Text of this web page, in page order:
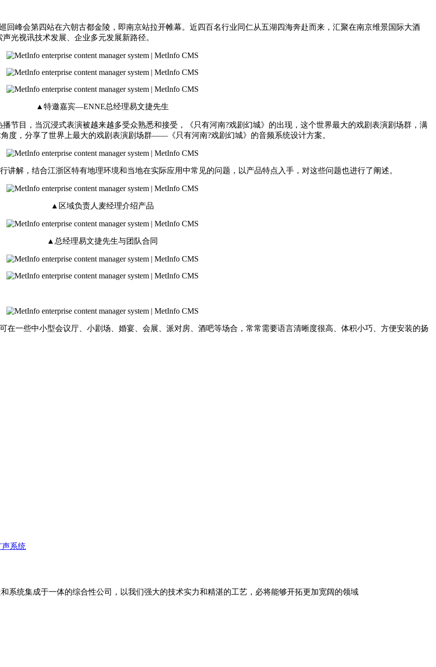
回峰会第四站在六朝古都金陵，即南京站拉开帷幕。近四百名行业同仁从五湖四海奔赴而来，汇聚在南京维景国际大酒
光视讯技术发展、企业多元发展新路径。
▲特邀嘉宾—ENNE总经理易文捷先生
节目，当沉浸式表演被越来越多受众熟悉和接受，《只有河南?戏剧幻城》的出现，这个世界最大的戏剧表演剧场群，满
度，分享了世界上最大的戏剧表演剧场群——《只有河南?戏剧幻城》的音频系统设计方案。
解，结合江浙区特有地理环境和当地在实际应用中常见的问题，以产品特点入手，对这些问题也进行了阐述。
▲区域负责人麦经理介绍产品
▲总经理易文捷先生与团队合同
在一些中小型会议厅、小剧场、婚宴、会展、派对房、酒吧等场合，常常需要语言清晰度很高、体积小巧、方便安装的扬
声系统
系统集成于一体的综合性公司，以我们强大的技术实力和精湛的工艺，必将能够开拓更加宽阔的领域